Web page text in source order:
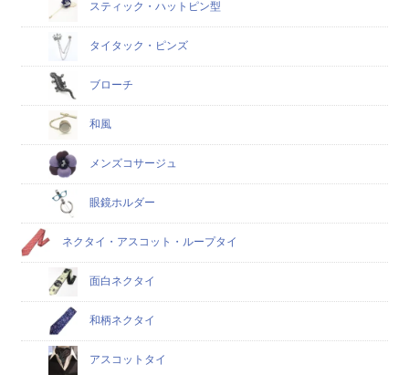
スティック・ハットピン型
タイタック・ピンズ
ブローチ
和風
メンズコサージュ
眼鏡ホルダー
ネクタイ・アスコット・ループタイ
面白ネクタイ
和柄ネクタイ
アスコットタイ